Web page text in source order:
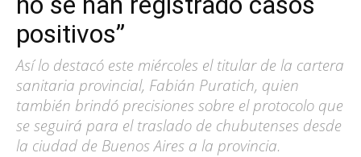
positivos”
Así lo destacó este miércoles el titular de la cartera
sanitaria provincial, Fabián Puratich, quien
también brindó precisiones sobre el protocolo que
se seguirá para el traslado de chubutenses desde
la ciudad de Buenos Aires a la provincia.